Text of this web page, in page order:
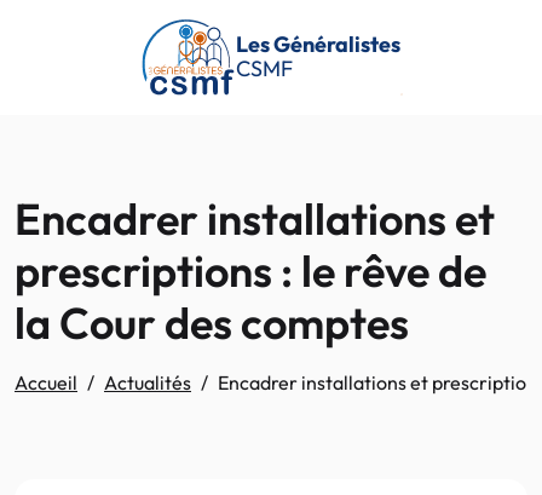
Passer au contenu principal
Les Généralistes
CSMF
Encadrer installations et
prescriptions : le rêve de
la Cour des comptes
Accueil Actualités Encadrer installations et